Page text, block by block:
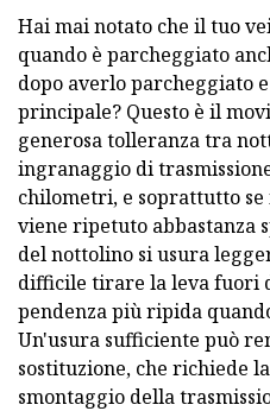
Hai mai notato che il tuo
quando è parcheggiato
dopo averlo parcheggiato
principale? Questo è il
generosa tolleranza tra
ingranaggio di
chilometri, e soprattutto
viene ripetuto abbastanza
del nottolino si usura
difficile tirare la leva fuori
pendenza più ripida
Un'usura sufficiente può
sostituzione, che richiede
smontaggio della